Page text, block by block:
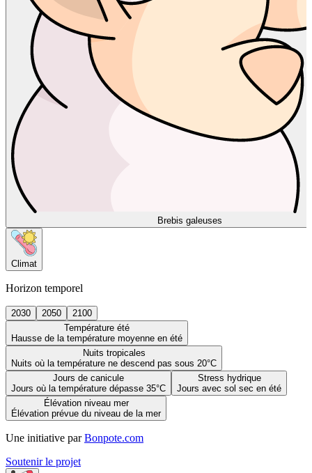
Brebis galeuses
Climat
Horizon temporel
2030 2050
2100
Température été
Hausse de la température moyenne en été
Nuits tropicales
Nuits où la température ne descend pas sous 20°C
Jours de canicule
Jours où la température dépasse 35°C
Stress hydrique
Jours avec sol sec en été
Élévation niveau mer
Élévation prévue du niveau de la mer
Une initiative par Bonpote.com
Soutenir le projet